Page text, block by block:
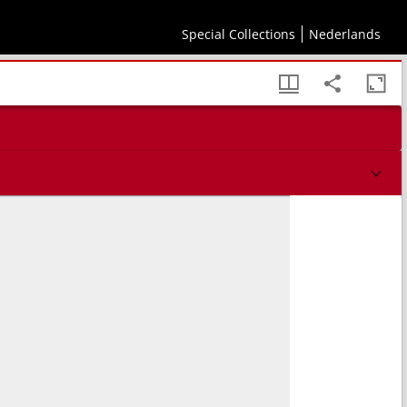
Special Collections Nederlands
auch Holtz, Stein, Bäwm, Kreutter vnd andere vnuernüfftige Creaturen mit
vnnd vntericht (besonders den Jenigen, so sich sonsten frey offentlich nit